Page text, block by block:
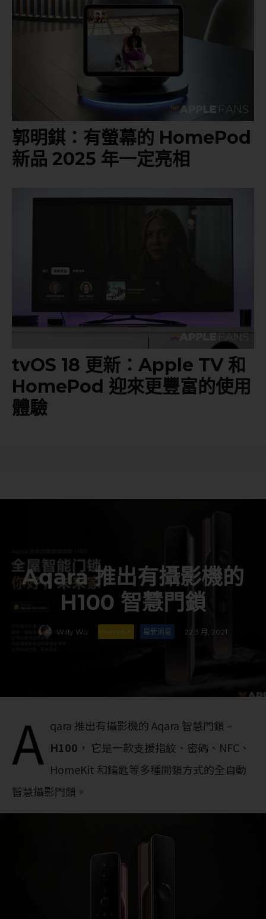
郭明錤：有螢幕的 HomePod
新品 2025 年一定亮相
tvOS 18 更新：Apple TV 和
HomePod 迎來更豐富的使用
體驗
Aqara 推出有攝影機的
H100 智慧門鎖
Willy Wu · HomeKit 最新消息 · 22 3 月, 2021
A qara 推出有攝影機的 Aqara 智慧門鎖 –
H100 ， 它是一款支援指紋、密碼、NFC、
HomeKit 和鑰匙等多種開鎖方式的全自動
智慧攝影門鎖。